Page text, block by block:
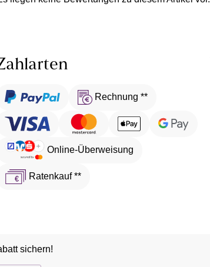
Rechnung **
Online-Überweisung
Ratenkauf **
sichern!